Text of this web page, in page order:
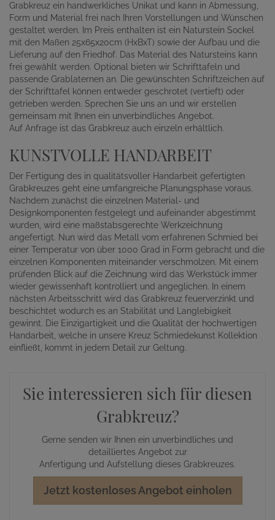
Grabkreuz ein handwerkliches Unikat und kann in Abmessung,
Form und Material frei nach Ihren Vorstellungen und Wünschen
gestaltet werden. Im Preis enthalten ist ein Naturstein Sockel
mit den Maßen 25x65x20cm (HxBxT) sowie der Aufbau und die
Lieferung auf den Friedhof. Das Material des Natursteins kann
frei gewählt werden. Optional bieten wir Schrifttafeln und
passende Grablaternen an. Die gewünschten Schriftzeichen auf
der Schrifttafel können entweder geschrotet (vertieft) oder
getrieben werden. Sprechen Sie uns an und wir erstellen
gemeinsam mit Ihnen ein unverbindliches Angebot.
Auf Anfrage ist das Grabkreuz auch einzeln erhältlich.
KUNSTVOLLE HANDARBEIT
Der Fertigung des in qualitätsvoller Handarbeit gefertigten
Grabkreuzes geht eine umfangreiche Planungsphase voraus.
Nachdem zunächst die einzelnen Material- und
Designkomponenten festgelegt und aufeinander abgestimmt
wurden, wird eine maßstabsgerechte Werkzeichnung
angefertigt. Nun wird das Metall vom erfahrenen Schmied bei
einer Temperatur von über 1000 Grad in Form gebracht und die
einzelnen Komponenten miteinander verschmolzen. Mit einem
prüfenden Blick auf die Zeichnung wird das Werkstück immer
wieder gewissenhaft kontrolliert und angeglichen. In einem
nächsten Arbeitsschritt wird das Grabkreuz feuerverzinkt und
beschichtet wodurch es an Stabilität und Langlebigkeit
gewinnt. Die Einzigartigkeit und die Qualität der hochwertigen
Handarbeit, welche in unsere Kreuz Schmiedekunst Kollektion
einfließt, kommt in jedem Detail zur Geltung.
Sie interessieren sich für diesen
Grabkreuz?
Gerne senden wir Ihnen ein unverbindliches und
detailliertes Angebot zur
Anfertigung und Aufstellung dieses Grabkreuzes.
Jetzt kostenloses Angebot einholen